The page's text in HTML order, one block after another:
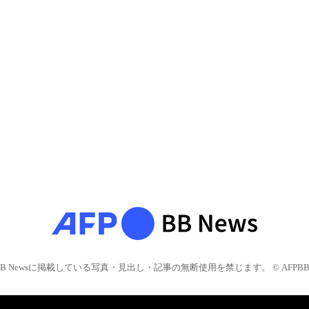
Newsに掲載している写真・見出し・記事の無断使用を禁じます。 © AFPBB